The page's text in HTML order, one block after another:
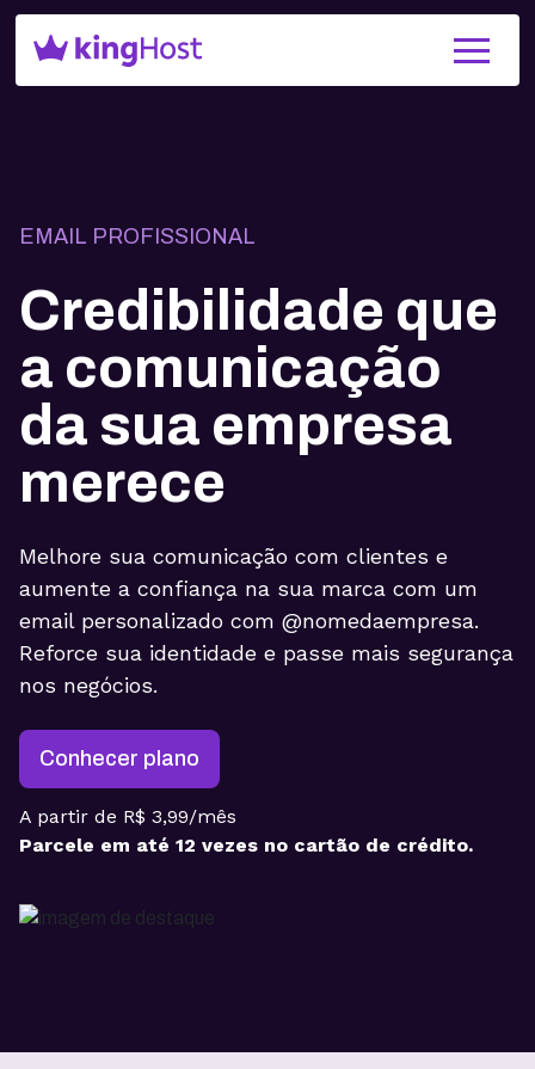
EMAIL PROFISSIONAL
Credibilidade que
a comunicação
da sua empresa
merece
Melhore sua comunicação com clientes e
aumente a confiança na sua marca com um
email personalizado com @nomedaempresa.
Reforce sua identidade e passe mais segurança
nos negócios.
Conhecer plano
A partir de R$ 3,99/mês
Parcele em até 12 vezes no cartão de crédito.